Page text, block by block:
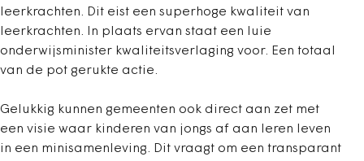
leerkrachten. Dit eist een superhoge kwaliteit van
leerkrachten. In plaats ervan staat een luie
onderwijsminister kwaliteitsverlaging voor. Een totaal
van de pot gerukte actie.
Gelukkig kunnen gemeenten ook direct aan zet met
een visie waar kinderen van jongs af aan leren leven
in een minisamenleving. Dit vraagt om een transparant